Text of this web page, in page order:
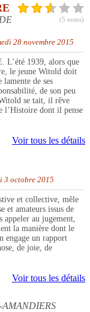
(5 notes)
28 novembre 2015
1939, alors que
le jeune Witold doit
de ses
de son peu
se tait, il rêve
l’Histoire dont il pense
Voir tous les détails
3 octobre 2015
et collective, mêle
et amateurs issus de
appeler au jugement,
la manière dont le
engage un rapport
de joie, de
Voir tous les détails
AMANDIERS